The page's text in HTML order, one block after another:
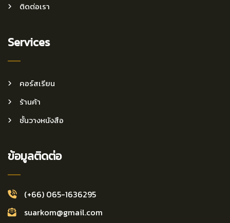
ติดต่อเรา
Services
คอร์สเรียน
ร้านค้า
ชั้นวางหนังสือ
ข้อมูลติดต่อ
(+66) 065-1636295
suarkom@gmail.com